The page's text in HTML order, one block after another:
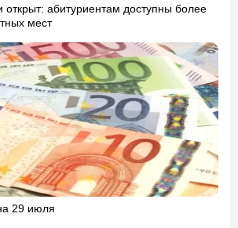
абитуриентам доступны более
мест
29 июля